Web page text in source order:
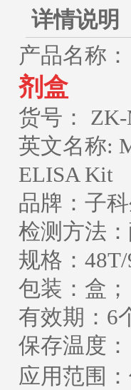
详情说明
产品名称：
剂盒
货号：
英文名称:
ELISA Kit
品牌：子
检测方法
规格：
包装：盒；
有效期： 6
保存温度 ：
应用范围